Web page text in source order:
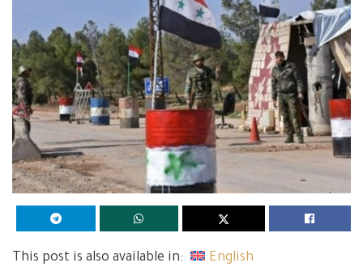
This post is also available in: English